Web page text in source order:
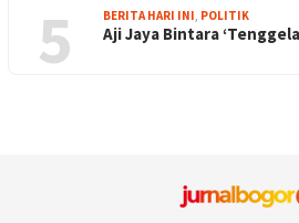
5 BERITA HARI INI POLITIK
Aji Jaya Bintara